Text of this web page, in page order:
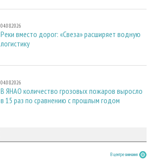
04.08.2026
Реки вместо дорог: «Свеза» расширяет водную
логистику
04.08.2026
В ЯНАО количество грозовых пожаров выросло
в 15 раз по сравнению с прошлым годом
В центре внимания